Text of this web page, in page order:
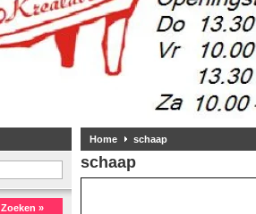
Zoeken »
Home schaap
schaap